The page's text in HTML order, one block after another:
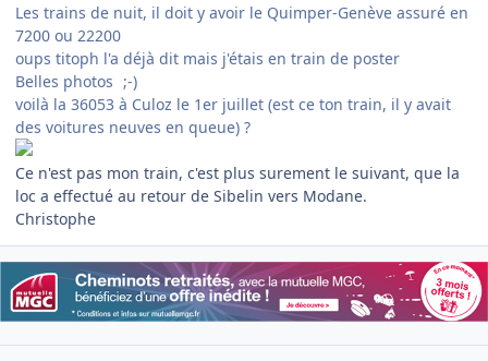
Les trains de nuit, il doit y avoir le Quimper-Genève assuré en
7200 ou 22200
oups titoph l'a déjà dit mais j'étais en train de poster
Belles photos ;-)
voilà la 36053 à Culoz le 1er juillet (est ce ton train, il y avait
des voitures neuves en queue) ?
Ce n'est pas mon train, c'est plus surement le suivant, que la
loc a effectué au retour de Sibelin vers Modane.
Christophe